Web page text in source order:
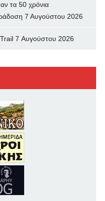
τα 50 χρόνια
7 Αυγούστου 2026
7 Αυγούστου 2026